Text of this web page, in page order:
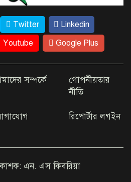
পরিসরে’ সীমাবদ্ধ রাখা যাবে না:
জিল্লুর
ঘণ্টায় হাসপাতালে আরও ৫৪৪ ডেঙ্গু
Twitter
Linkedin
Youtube Google Plus
সম্পর্কে
গোপনীয়তার
নীতি
রিপোর্টার লগইন
এন. এস কিবরিয়া